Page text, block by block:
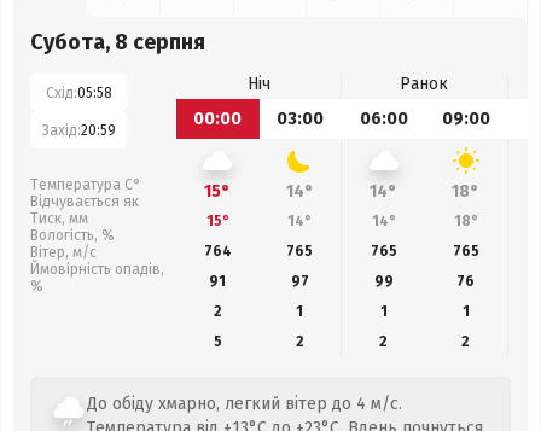
Субота, 8 серпня
Схід:05:58
Захід:20:59
Температура С°
Відчувається як
Тиск, мм
Вологість, %
Вітер, м/с
Ймовірність опадів,
%
Ніч
Ранок
00:00
03:00 06:00 09:00
15° 14° 14° 18°
15° 14° 14° 18°
764
765 765 765
91
97 99
76
2
1 1
1
5
2 2 2
До обіду хмарно, легкий вітер до 4 м/с.